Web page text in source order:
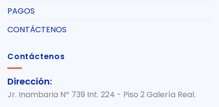
PAGOS
CONTÁCTENOS
Contáctenos
Dirección:
Jr. Inambaria Nº 739 Int. 224 - Piso 2 Galería Real.